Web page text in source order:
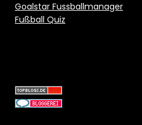
Goalstar Fussballmanager
Fußball Quiz